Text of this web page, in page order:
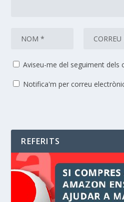
Aviseu-me del seguiment dels
Notifica'm per correu
REFERITS